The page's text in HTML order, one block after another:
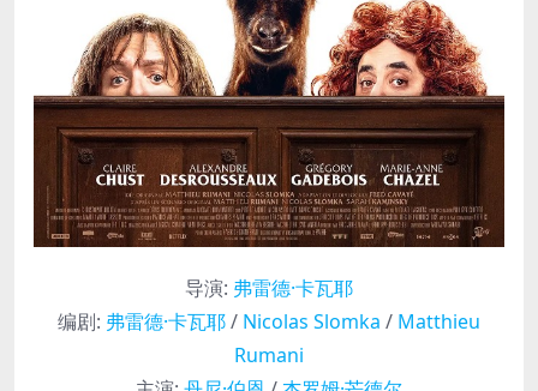
导演: 弗雷德·卡瓦耶
编剧: 弗雷德·卡瓦耶/ Nicolas Slomka / Matthieu
Rumani